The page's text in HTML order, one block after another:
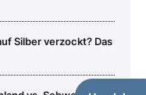
Silber verzockt? Das